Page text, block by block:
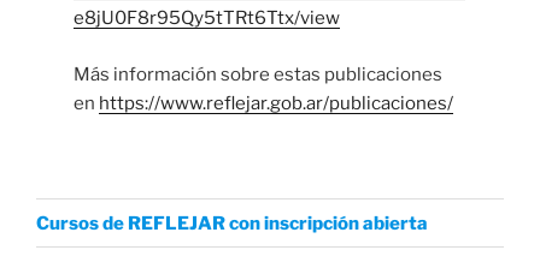
e8jU0F8r95Qy5tTRt6Ttx/view
Más información sobre estas publicaciones
en https://www.reflejar.gob.ar/publicaciones/
Cursos de REFLEJAR con inscripción abierta